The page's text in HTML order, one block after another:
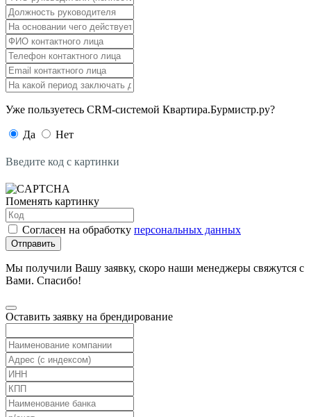
Уже пользуетесь CRM-системой Квартира.Бурмистр.ру?
Да Нет
Введите код с картинки
Поменять картинку
Согласен на обработку персональных данных
Отправить
Мы получили Вашу заявку, скоро наши менеджеры свяжутся с
Вами. Спасибо!
Оставить заявку на брендирование